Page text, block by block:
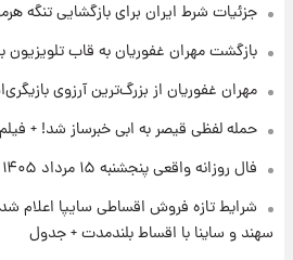
۱ روز پیش
+ جدول
آغاز طرح جدید
نام خودرو، مبلغ
زمان پخش «مرد
جزئیات شرط ایران برای بازگشایی تنگه
بازگشت مهران غفوریان به قاب تلویزیون
مهران غفوریان از بزرگ‌ترین آرزوی
حمله لفظی قیصر به ابی خبرساز شد! + فیلم
فال روزانه واقعی پنجشنبه ۱۵ مرداد ۱۴۰۵
شرایط تازه فروش اقساطی سایپا اعلام
سهند و ساینا با اقساط بلندمدت + جدول